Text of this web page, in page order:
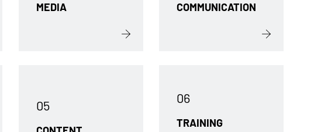
MEDIA
COMMUNICATION
05 06
TRAINING